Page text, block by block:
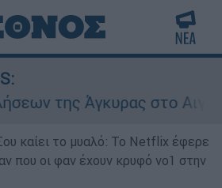
της Άγκυρας στο Αιγαίο:
καίει το μυαλό: Το Netflix έφερε
που οι φαν έχουν κρυφό νο1 στην